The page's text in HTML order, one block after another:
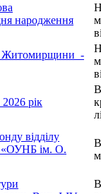
народження
Житомирщини_-
рік
відділу
«ОУНБ ім. О.